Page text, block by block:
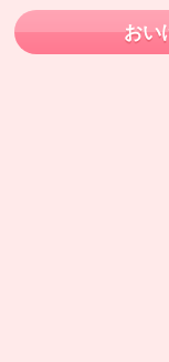
おい